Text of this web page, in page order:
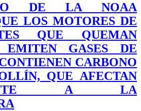
DE LA NOAA
LOS MOTORES DE
QUE QUEMAN
EMITEN GASES DE
CARBONO
QUE AFECTAN
A LA